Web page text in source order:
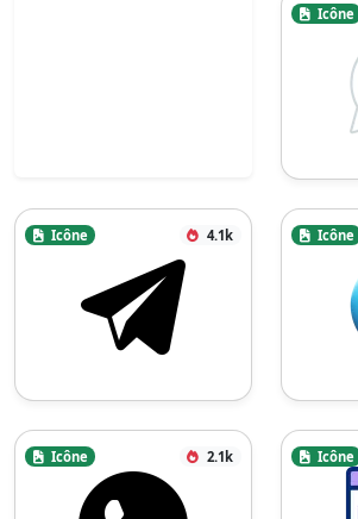
Icône
Icône 4.1k Icône
Icône 2.1k Icône